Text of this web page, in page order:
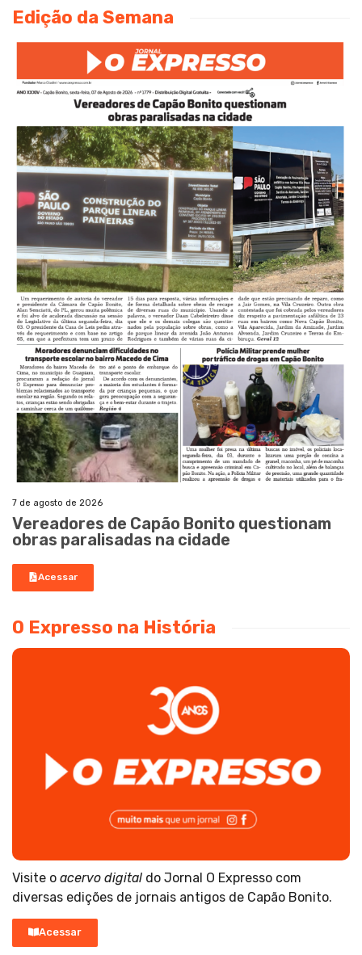
Edição da Semana
7 de agosto de 2026
Vereadores de Capão Bonito questionam
obras paralisadas na cidade
Acessar
O Expresso na História
Visite o acervo digital do Jornal O Expresso com
diversas edições de jornais antigos de Capão Bonito.
Acessar